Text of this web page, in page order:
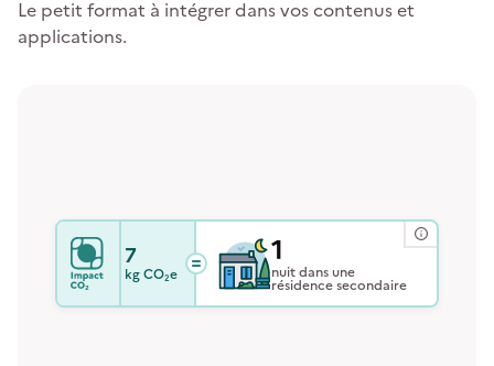
Le petit format à intégrer dans vos contenus et
applications.
7
kgCO₂e
1
nuit dans une
résidence secondaire